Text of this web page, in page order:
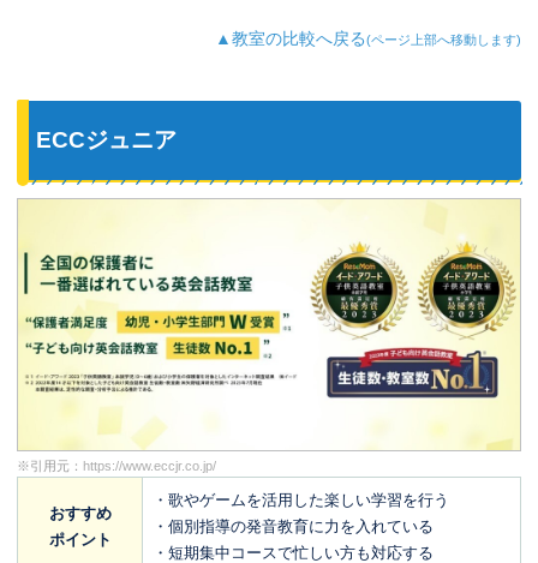
▲教室の比較へ戻る(ページ上部へ移動します)
ECCジュニア
※引用元： https://www.eccjr.co.jp/
おすすめ
ポイント
・歌やゲームを活用した楽しい学習を行う
・個別指導の発音教育に力を入れている
・短期集中コースで忙しい方も対応する